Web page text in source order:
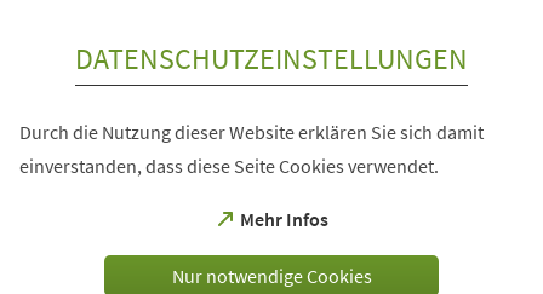
DATENSCHUTZEINSTELLUNGEN
Durch die Nutzung dieser Website erklären Sie sich damit
einverstanden, dass diese Seite Cookies verwendet.
Mehr Infos
(Öffnet
einem
Nur notwendige Cookies